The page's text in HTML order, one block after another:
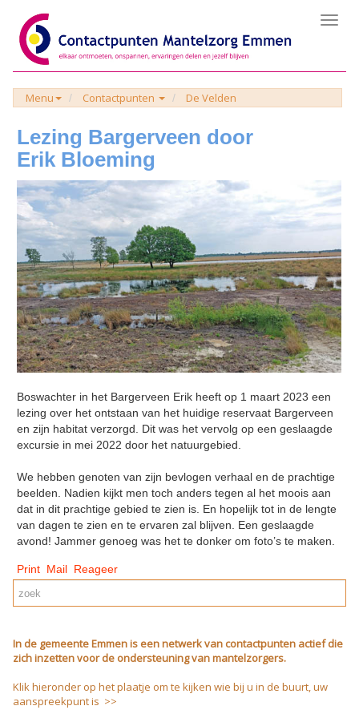
Menu Contactpunten De Velden
Lezing Bargerveen door
Erik Bloeming
Boswachter in het Bargerveen Erik heeft op 1 maart 2023 een
lezing over het ontstaan van het huidige reservaat Bargerveen
en zijn habitat verzorgd. Dit was het vervolg op een geslaagde
excursie in mei 2022 door het natuurgebied.
We hebben genoten van zijn bevlogen verhaal en de prachtige
beelden. Nadien kijkt men toch anders tegen al het moois aan
dat in dit prachtige gebied te zien is. En hopelijk tot in de lengte
van dagen te zien en te ervaren zal blijven. Een geslaagde
avond! Jammer genoeg was het te donker om foto’s te maken.
Print Mail Reageer
In de gemeente Emmen is een netwerk van contactpunten actief die
zich inzetten voor de ondersteuning van mantelzorgers.
Klik hieronder op het plaatje om te kijken wie bij u in de buurt, uw
aanspreekpunt is >>